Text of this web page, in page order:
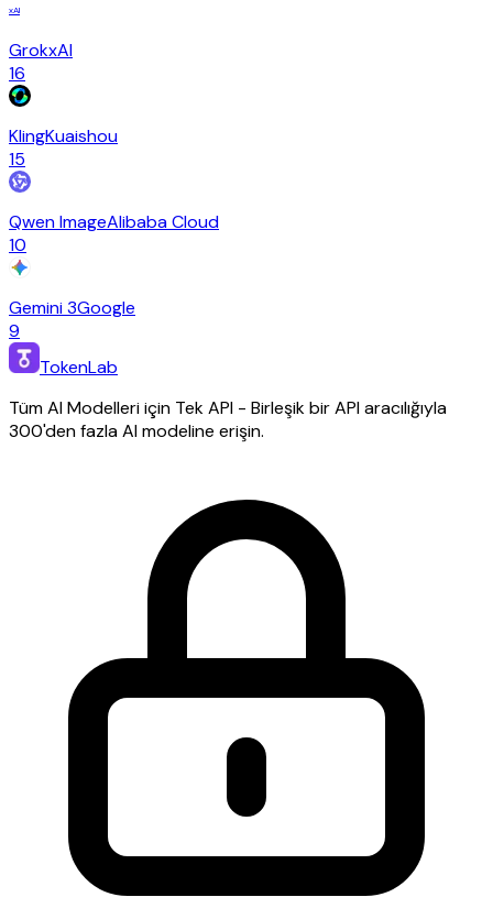
xAI
GrokxAI
16
KlingKuaishou
15
Qwen ImageAlibaba Cloud
10
Gemini 3Google
9
TokenLab
Tüm AI Modelleri için Tek API - Birleşik bir API aracılığıyla
300'den fazla AI modeline erişin.